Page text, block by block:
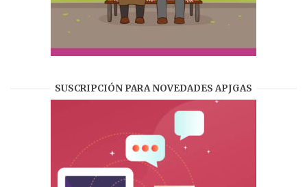
SUSCRIPCIÓN PARA NOVEDADES APJGAS